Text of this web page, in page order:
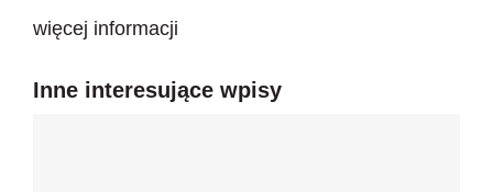
więcej informacji
Inne interesujące wpisy